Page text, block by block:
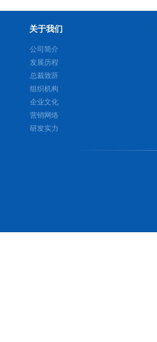
关于我们
公司简介
发展历程
总裁致辞
组织机构
企业文化
营销网络
研发实力